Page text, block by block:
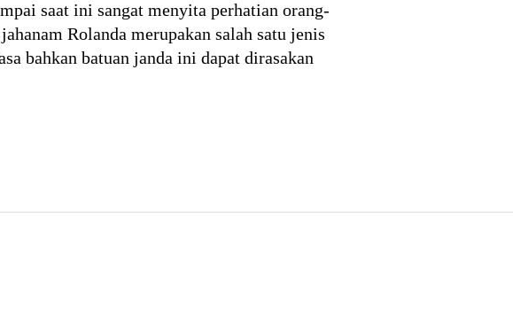
saat ini sangat menyita perhatian orang-
Rolanda merupakan salah satu jenis
bahkan batuan janda ini dapat dirasakan